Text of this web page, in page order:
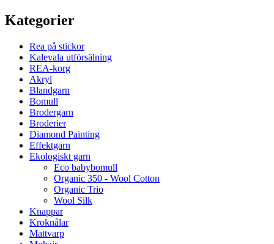
Kategorier
Rea på stickor
Kalevala utförsälning
REA-korg
Akryl
Blandgarn
Bomull
Brodergarn
Broderier
Diamond Painting
Effektgarn
Ekologiskt garn
Eco babybomull
Organic 350 - Wool Cotton
Organic Trio
Wool Silk
Knappar
Kroknålar
Mattvarp